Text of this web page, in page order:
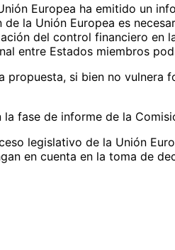
Europea ha emitido un
la Unión Europea es
del control financiero en
entre Estados miembros
propuesta, si bien no
fase de informe de la
legislativo de la Unión
en cuenta en la toma de